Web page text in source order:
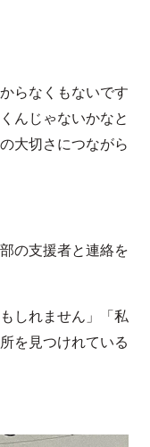
らなくもないです
んじゃないかなと
大切さにつながら
の支援者と連絡を
しれません」「私
を見つけれている